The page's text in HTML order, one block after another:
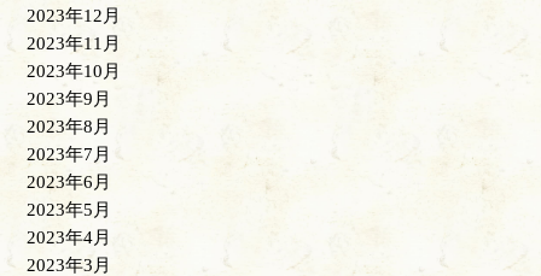
2023年12月
2023年11月
2023年10月
2023年9月
2023年8月
2023年7月
2023年6月
2023年5月
2023年4月
2023年3月